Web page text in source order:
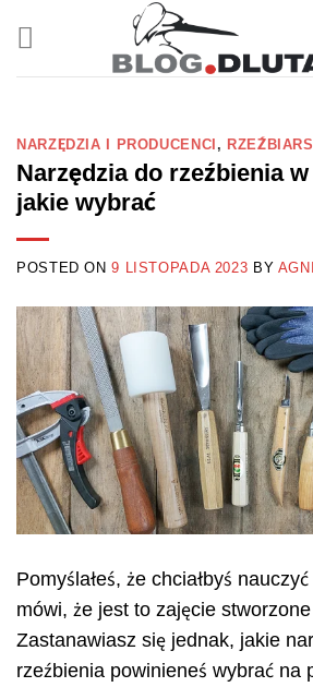
do
zawartości
NARZĘDZIA I PRODUCENCI ,
Narzędzia do rzeźbienia
jakie wybrać
POSTED ON9 LISTOPADA 2023 BY
Pomyślałeś, że chciałbyś
mówi, że jest to zajęcie
Zastanawiasz się jednak, jakie
rzeźbienia powinieneś wybrać na